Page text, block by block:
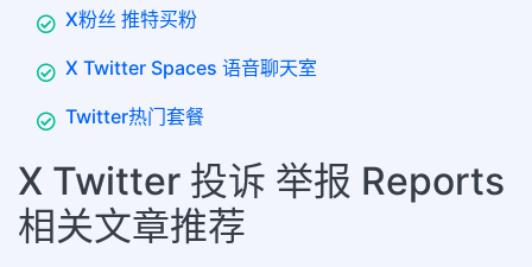
X粉丝 推特买粉
X Twitter Spaces 语音聊天室
Twitter热门套餐
X Twitter 投诉 举报 Reports
相关文章推荐